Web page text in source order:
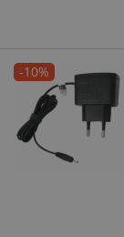
-10%